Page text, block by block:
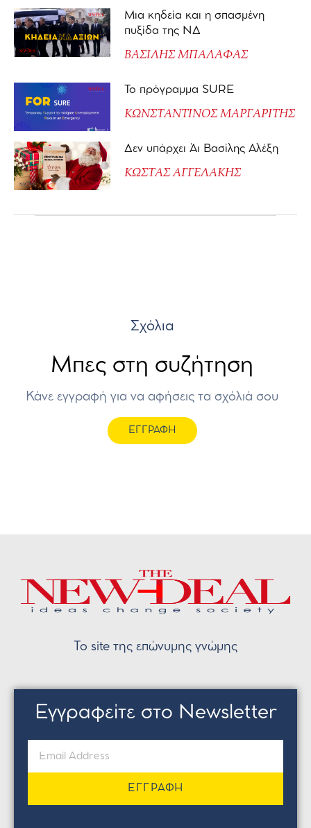
Μια κηδεία και η σπασμένη
πυξίδα της ΝΔ
ΒΑΣΙΛΗΣ ΜΠΑΛΑΦΑΣ
Το πρόγραμμα SURE
ΚΩΝΣΤΑΝΤΙΝΟΣ ΜΑΡΓΑΡΙΤΗΣ
Δεν υπάρχει Άι Βασίλης Αλέξη
ΚΩΣΤΑΣ ΑΓΓΕΛΑΚΗΣ
Σχόλια
Μπες στη συζήτηση
Κάνε εγγραφή για να αφήσεις τα σχόλιά σου
ΕΓΓΡΑΦΗ
Το site της επώνυμης γνώμης
Εγγραφείτε στο Newsletter
ΕΓΓΡΑΦΗ